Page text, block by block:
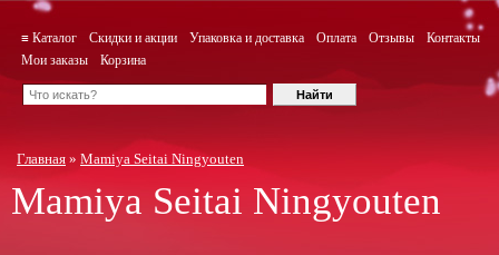
≡ Каталог Скидки и акции Упаковка и доставка Оплата Отзывы
Контакты
Мои заказы
Корзина
Главная » Mamiya Seitai Ningyouten
Mamiya Seitai Ningyouten